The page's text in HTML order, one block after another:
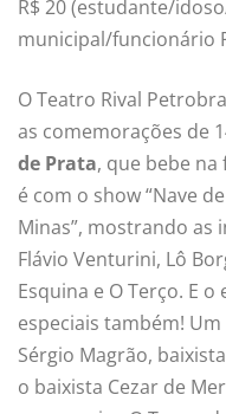
R$ 20 (estudante/
municipal/funcionário
O Teatro Rival
as comemorações de
de Prata, que bebe
é com o show “Nave
Minas”, mostrando as
Flávio Venturini, Lô
Esquina e O Terço. E
especiais também!
Sérgio Magrão,
o baixista Cezar de